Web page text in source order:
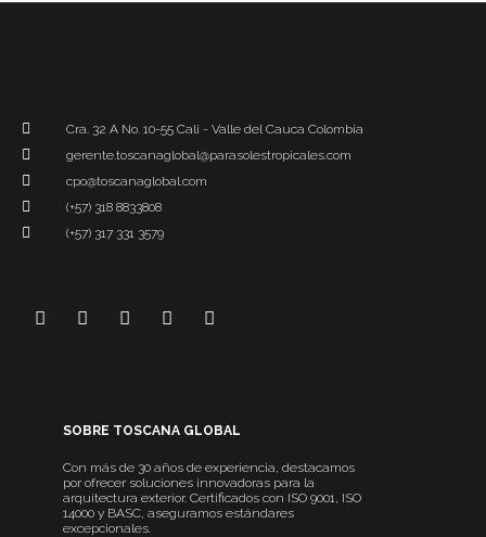
Cra. 32 A No. 10-55 Cali - Valle del Cauca Colombia
gerente.toscanaglobal@parasolestropicales.com
cpo@toscanaglobal.com
(+57) 318 8833808
(+57) 317 331 3579
SOBRE TOSCANA GLOBAL
Con más de 30 años de experiencia, destacamos
por ofrecer soluciones innovadoras para la
arquitectura exterior. Certificados con ISO 9001, ISO
14000 y BASC, aseguramos estándares
excepcionales.